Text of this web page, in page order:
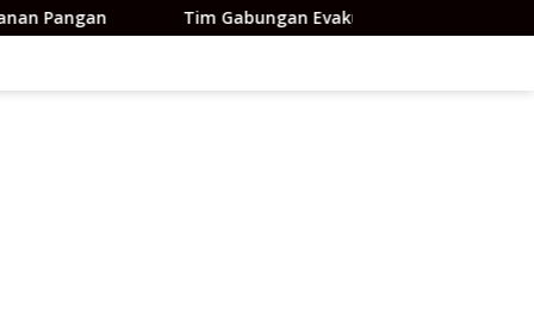
Tim Gabungan Evakuasi Dua Korban Gunung Piramid –